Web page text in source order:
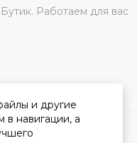
Работаем для вас
сайта
и другие
в навигации, а